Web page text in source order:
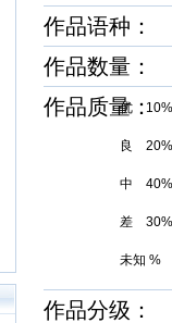
作品语种：
作品数量
作品质量优 10%
良 20%
中 40%
差 30%
未知 %
作品分级：